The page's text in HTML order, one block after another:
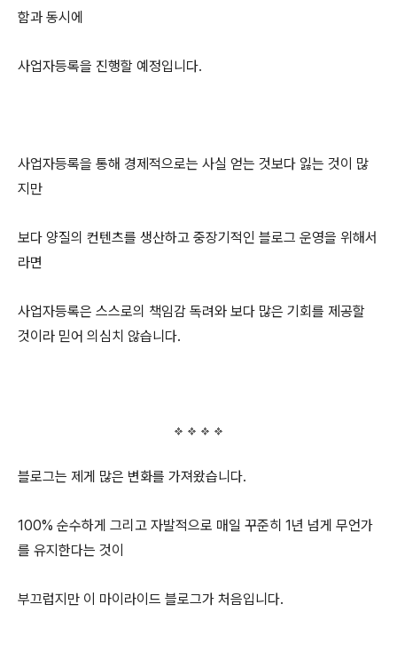
함과 동시에
사업자등록을 진행할 예정입니다.
사업자등록을 통해 경제적으로는 사실 얻는 것보다 잃는 것이 많
지만
보다 양질의 컨텐츠를 생산하고 중장기적인 블로그 운영을 위해서
라면
사업자등록은 스스로의 책임감 독려와 보다 많은 기회를 제공할
것이라 믿어 의심치 않습니다.
블로그는 제게 많은 변화를 가져왔습니다.
100% 순수하게 그리고 자발적으로 매일 꾸준히 1년 넘게 무언가
를 유지한다는 것이
부끄럽지만 이 마이라이드 블로그가 처음입니다.